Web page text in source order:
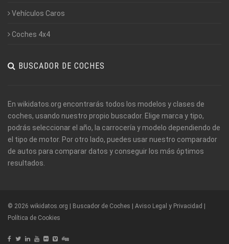
Vehículos Caros
Coches 4x4
BUSCADOR DE COCHES
En wikidatos.org encontrarás todos los modelos y clases de
coches, usando nuestro propio buscador. Elige marca y tipo,
podrás seleccionar el año, la carrocería y modelo dependiendo de
el tipo de motor. Por otro lado, puedes usar nuestro comparador
de autos para comparar datos y conseguir los más óptimos
resultados.
© 2026 wikidatos.org | Buscador de Coches | Aviso Legal y Privacidad
Política de Cookies